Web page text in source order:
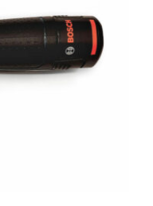
Professional